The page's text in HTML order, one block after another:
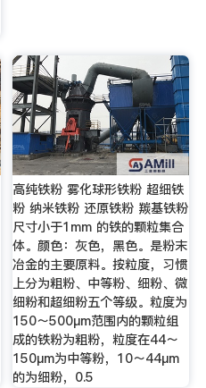
高纯铁粉 雾化球形铁粉 超细铁
粉 纳米铁粉 还原铁粉 羰基铁粉
尺寸小于1mm 的铁的颗粒集合
体。颜色：灰色，黑色。是粉末
冶金的主要原料。按粒度，习惯
上分为粗粉、中等粉、细粉、微
细粉和超细粉五个等级。粒度为
150～500μm范围内的颗粒组
成的铁粉为粗粉，粒度在44～
150μm为中等粉，10～44μm
的为细粉，0.5